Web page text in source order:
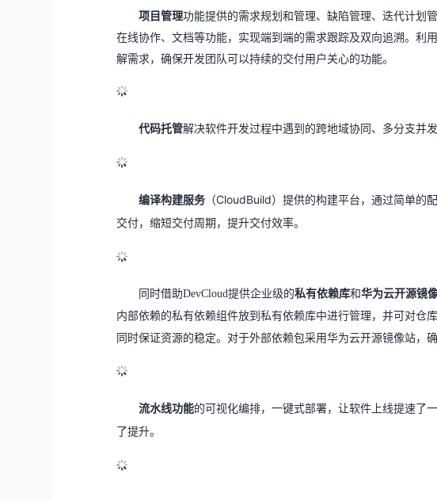
项目管理功能提供的需求规划和管理、缺陷管理、迭代计划
在线协作、文档等功能，实现端到端的需求跟踪及双向追溯。利
解需求，确保开发团队可以持续的交付用户关心的功能。
代码托管解决软件开发过程中遇到的跨地域协同、多分支并
编译构建服务 （CloudBuild）提供的构建平台，通过简单的
交付，缩短交付周期，提升交付效率。
同时借助DevCloud提供企业级的私有依赖库和华为云开源镜
内部依赖的私有依赖组件放到私有依赖库中进行管理，并可对仓
同时保证资源的稳定。对于外部依赖包采用华为云开源镜像站，
流水线功能的可视化编排，一键式部署，让软件上线提速了
了提升。